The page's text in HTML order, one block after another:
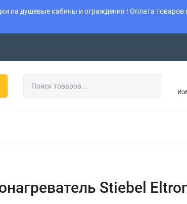
душевые кабины и ограждения ! Оплата товаров
Stiebel